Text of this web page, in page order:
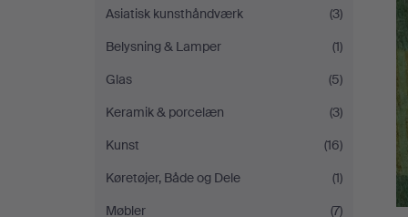
Asiatisk kunsthåndværk
(3)
Belysning & Lamper
(1)
Glas
(5)
Keramik & porcelæn
(3)
Kunst
(16)
Køretøjer, Både og Dele
(1)
Møbler
(7)